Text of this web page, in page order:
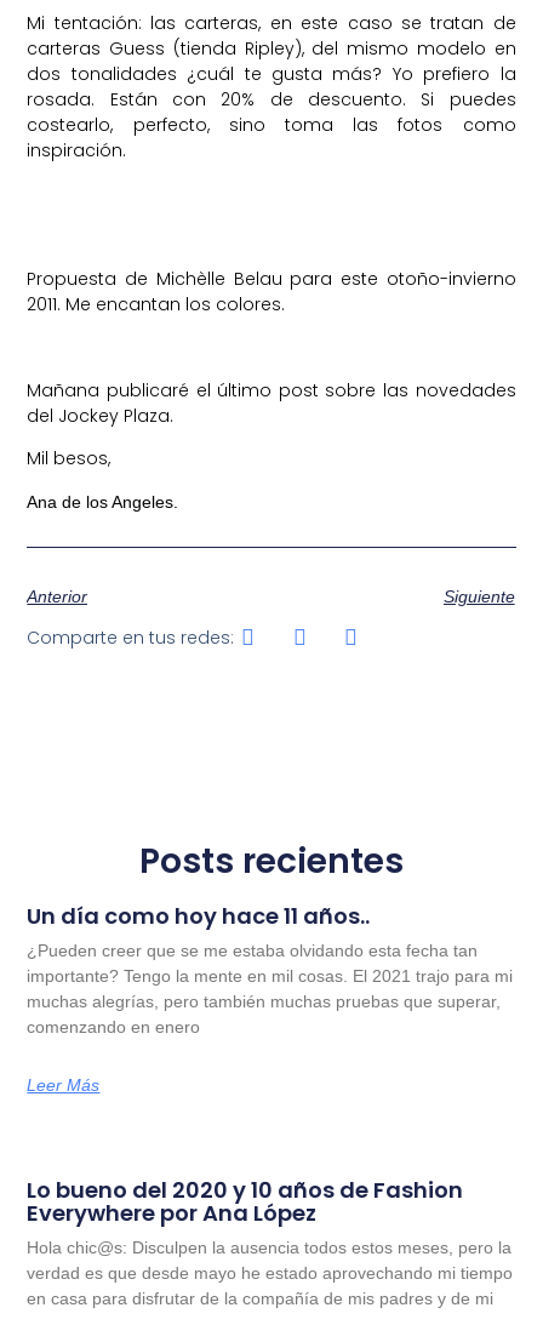
Mi tentación: las carteras, en este caso se tratan de
carteras Guess (tienda Ripley), del mismo modelo en
dos tonalidades ¿cuál te gusta más? Yo prefiero la
rosada. Están con 20% de descuento. Si puedes
costearlo, perfecto, sino toma las fotos como
inspiración.
Propuesta de Michèlle Belau para este otoño-invierno
2011. Me encantan los colores.
Mañana publicaré el último post sobre las novedades
del Jockey Plaza.
Mil besos,
Ana de los Angeles.
Anterior Siguiente
Comparte en tus redes:
Posts recientes
Un día como hoy hace 11 años..
¿Pueden creer que se me estaba olvidando esta fecha tan
importante? Tengo la mente en mil cosas. El 2021 trajo para mi
muchas alegrías, pero también muchas pruebas que superar,
comenzando en enero
Leer Más
Lo bueno del 2020 y 10 años de Fashion
Everywhere por Ana López
Hola chic@s: Disculpen la ausencia todos estos meses, pero la
verdad es que desde mayo he estado aprovechando mi tiempo
en casa para disfrutar de la compañía de mis padres y de mi